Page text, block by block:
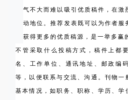
气不大而难以吸引优质稿件，在激
动地位。推荐发表既可以为作者服
获得更多的优质稿源，是一举多赢
不管采取什么投稿方式，稿件上都
名、工作单位、通讯地址、邮政编
等，以便联系与交流、沟通。刊物一
基本情况，如职务、职称、学历、学